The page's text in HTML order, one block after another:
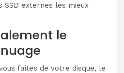
SSD externes les mieux
le
faites de votre disque, le